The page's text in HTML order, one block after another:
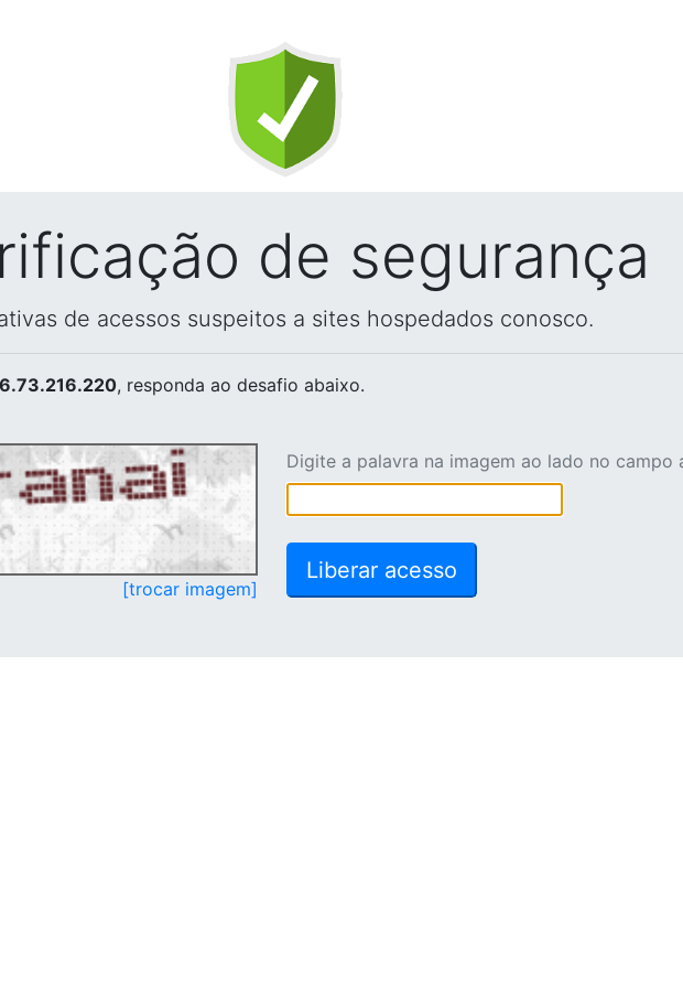
de segurança
de acessos suspeitos a sites hospedados conosco.
, responda ao desafio abaixo.
[trocar imagem]
Digite a palavra na imagem ao lado no campo